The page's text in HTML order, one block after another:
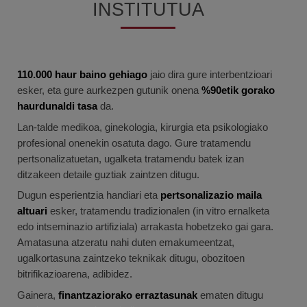
INSTITUTUA
110.000 haur baino gehiago jaio dira gure interbentzioari
esker, eta gure aurkezpen gutunik onena%90etik gorako
haurdunaldi tasada.
Lan-talde medikoa, ginekologia, kirurgia eta psikologiako
profesional onenekin osatuta dago. Gure tratamendu
pertsonalizatuetan, ugalketa tratamendu batek izan
ditzakeen detaile guztiak zaintzen ditugu.
Dugun esperientzia handiari eta pertsonalizazio maila
altuari esker, tratamendu tradizionalen (in vitro ernalketa
edo intseminazio artifiziala) arrakasta hobetzeko gai gara.
Amatasuna atzeratu nahi duten emakumeentzat,
ugalkortasuna zaintzeko teknikak ditugu, obozitoen
bitrifikazioarena, adibidez.
Gainera,finantzaziorako erraztasunak ematen ditugu